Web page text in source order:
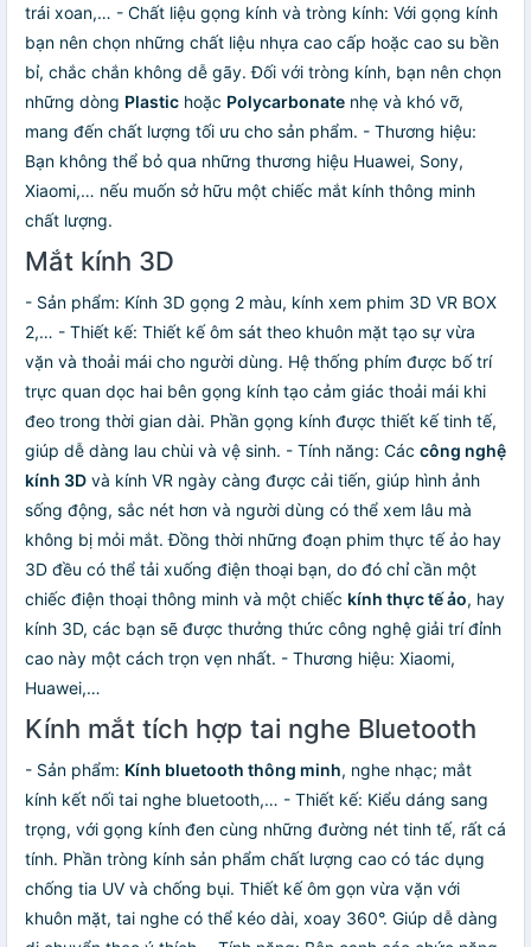
trái xoan,… - Chất liệu gọng kính và tròng kính: Với gọng kính
bạn nên chọn những chất liệu nhựa cao cấp hoặc cao su bền
bỉ, chắc chắn không dễ gãy. Đối với tròng kính, bạn nên chọn
những dòng Plastic hoặc Polycarbonate nhẹ và khó vỡ,
mang đến chất lượng tối ưu cho sản phẩm. - Thương hiệu:
Bạn không thể bỏ qua những thương hiệu Huawei, Sony,
Xiaomi,… nếu muốn sở hữu một chiếc mắt kính thông minh
chất lượng.
Mắt kính 3D
- Sản phẩm: Kính 3D gọng 2 màu, kính xem phim 3D VR BOX
2,… - Thiết kế: Thiết kế ôm sát theo khuôn mặt tạo sự vừa
vặn và thoải mái cho người dùng. Hệ thống phím được bố trí
trực quan dọc hai bên gọng kính tạo cảm giác thoải mái khi
đeo trong thời gian dài. Phần gọng kính được thiết kế tinh tế,
giúp dễ dàng lau chùi và vệ sinh. - Tính năng: Các công nghệ
kính 3D và kính VR ngày càng được cải tiến, giúp hình ảnh
sống động, sắc nét hơn và người dùng có thể xem lâu mà
không bị mỏi mắt. Đồng thời những đoạn phim thực tế ảo hay
3D đều có thể tải xuống điện thoại bạn, do đó chỉ cần một
chiếc điện thoại thông minh và một chiếc kính thực tế ảo, hay
kính 3D, các bạn sẽ được thưởng thức công nghệ giải trí đỉnh
cao này một cách trọn vẹn nhất. - Thương hiệu: Xiaomi,
Huawei,…
Kính mắt tích hợp tai nghe Bluetooth
- Sản phẩm: Kính bluetooth thông minh, nghe nhạc; mắt
kính kết nối tai nghe bluetooth,… - Thiết kế: Kiểu dáng sang
trọng, với gọng kính đen cùng những đường nét tinh tế, rất cá
tính. Phần tròng kính sản phẩm chất lượng cao có tác dụng
chống tia UV và chống bụi. Thiết kế ôm gọn vừa vặn với
khuôn mặt, tai nghe có thể kéo dài, xoay 360°. Giúp dễ dàng